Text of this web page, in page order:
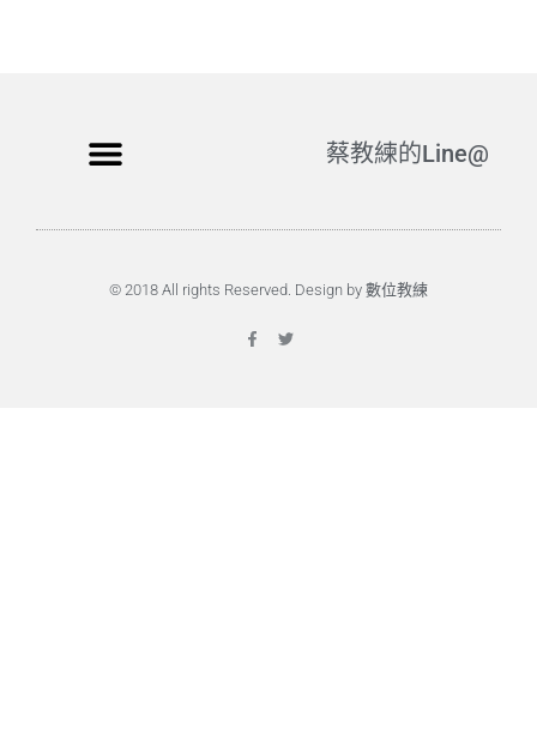
蔡教練的Line@
© 2018 All rights Reserved. Design by 數位教練